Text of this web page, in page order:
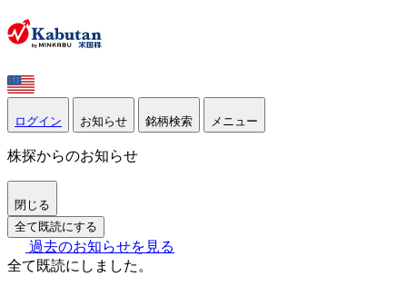
ログイン お知らせ 銘柄検索 メニュー
株探からのお知らせ
閉じる
全て既読にする
過去のお知らせを見る
全て既読にしました。